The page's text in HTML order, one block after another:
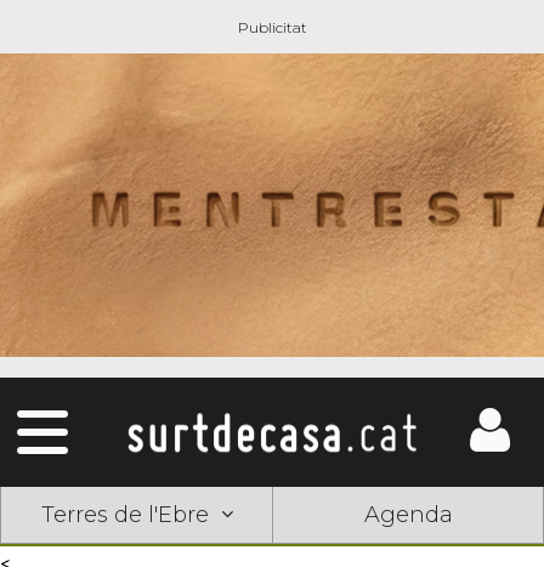
Terres de l'Ebre
Agenda